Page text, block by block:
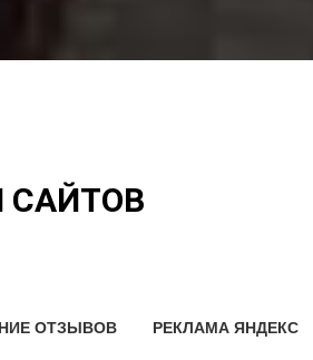
САЙТОВ
ОТЗЫВОВ РЕКЛАМА ЯНДЕКС